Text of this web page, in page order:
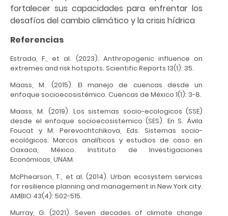
fortalecer sus capacidades para enfrentar los
desafíos del cambio climático y la crisis hídrica
Referencias
Estrada, F., et al. (2023). Anthropogenic influence on
extremes and risk hotspots. Scientific Reports 13(1): 35.
Maass, M. (2015). El manejo de cuencas desde un
enfoque socioecosistémico. Cuencas de México 1(1): 3-8.
Maass, M. (2019). Los sistemas socio-ecologicos (SSE)
desde el enfoque socioecosistemico (SES). En S. Ávila
Foucat y M. Perevochtchikova, Eds. Sistemas socio-
ecológicos: Marcos analíticos y estudios de caso en
Oaxaca, México. Instituto de Investigaciones
Económicas, UNAM.
McPhearson, T., et al. (2014). Urban ecosystem services
for resilience planning and management in New York city.
AMBIO 43(4): 502-515.
Murray, G. (2021). Seven decades of climate change